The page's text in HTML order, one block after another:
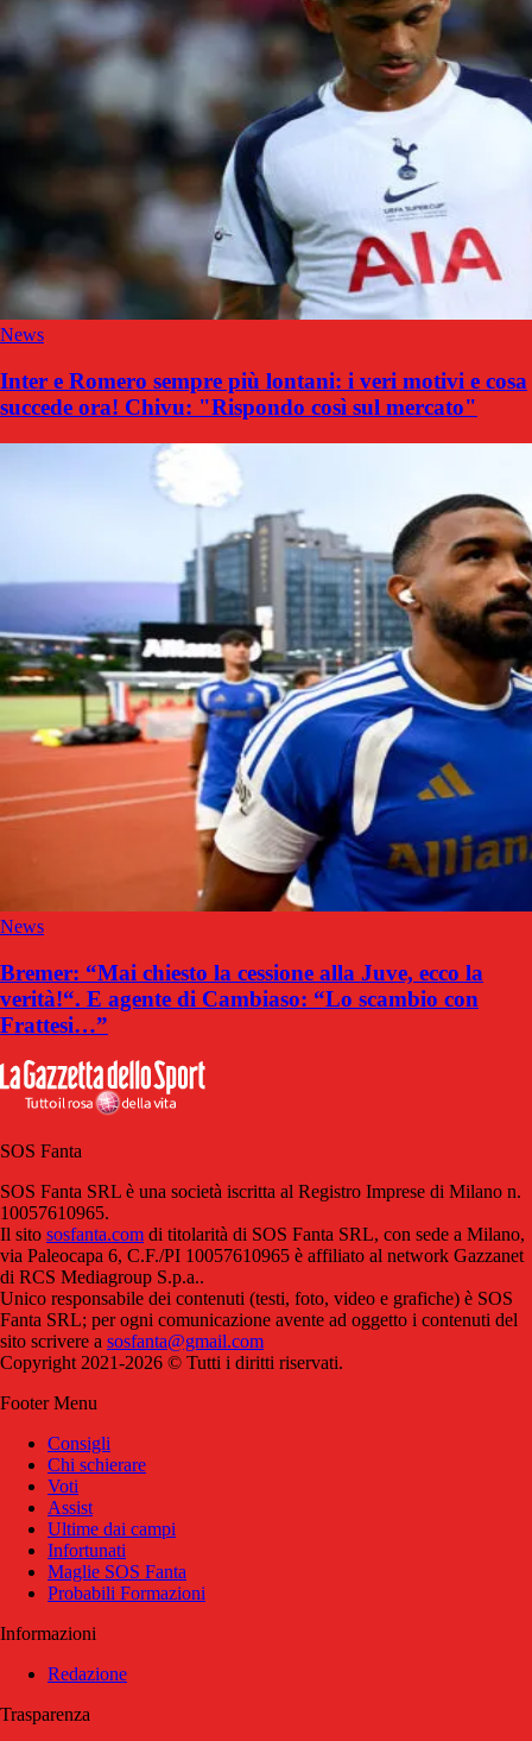
News
Inter e Romero sempre più lontani: i veri motivi e cosa
succede ora! Chivu: "Rispondo così sul mercato"
News
Bremer: “Mai chiesto la cessione alla Juve, ecco la
verità!“. E agente di Cambiaso: “Lo scambio con
Frattesi…”
SOS Fanta
SOS Fanta SRL è una società iscritta al Registro Imprese di Milano n.
10057610965.
Il sito sosfanta.com di titolarità di SOS Fanta SRL, con sede a Milano,
via Paleocapa 6, C.F./PI 10057610965 è affiliato al network Gazzanet
di RCS Mediagroup S.p.a..
Unico responsabile dei contenuti (testi, foto, video e grafiche) è SOS
Fanta SRL; per ogni comunicazione avente ad oggetto i contenuti del
sito scrivere a sosfanta@gmail.com
Copyright 2021-2026 © Tutti i diritti riservati.
Footer Menu
Consigli
Chi schierare
Voti
Assist
Ultime dai campi
Infortunati
Maglie SOS Fanta
Probabili Formazioni
Informazioni
Redazione
Trasparenza